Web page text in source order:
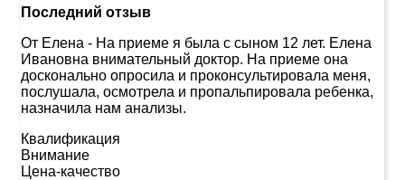
Последний отзыв
От Елена - На приеме я была с сыном 12 лет. Елена
Ивановна внимательный доктор. На приеме она
досконально опросила и проконсультировала меня,
послушала, осмотрела и пропальпировала ребенка,
назначила нам анализы.
Квалификация
Внимание
Цена-качество